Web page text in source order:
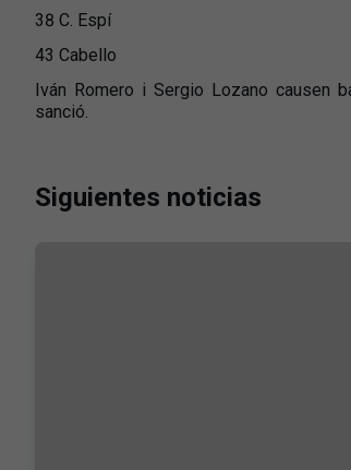
38 C. Espí
43 Cabello
Iván Romero i Sergio Lozano causen
sanció.
Siguientes noticias